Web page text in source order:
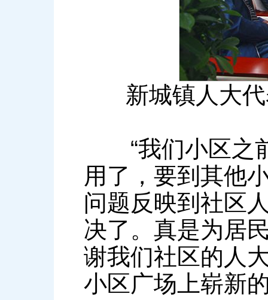
新城镇人大
“我们小区之前
用了，要到其他
问题反映到社区
决了。真是为居
谢我们社区的人
小区广场上崭新